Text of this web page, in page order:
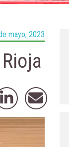
mayo, 2023